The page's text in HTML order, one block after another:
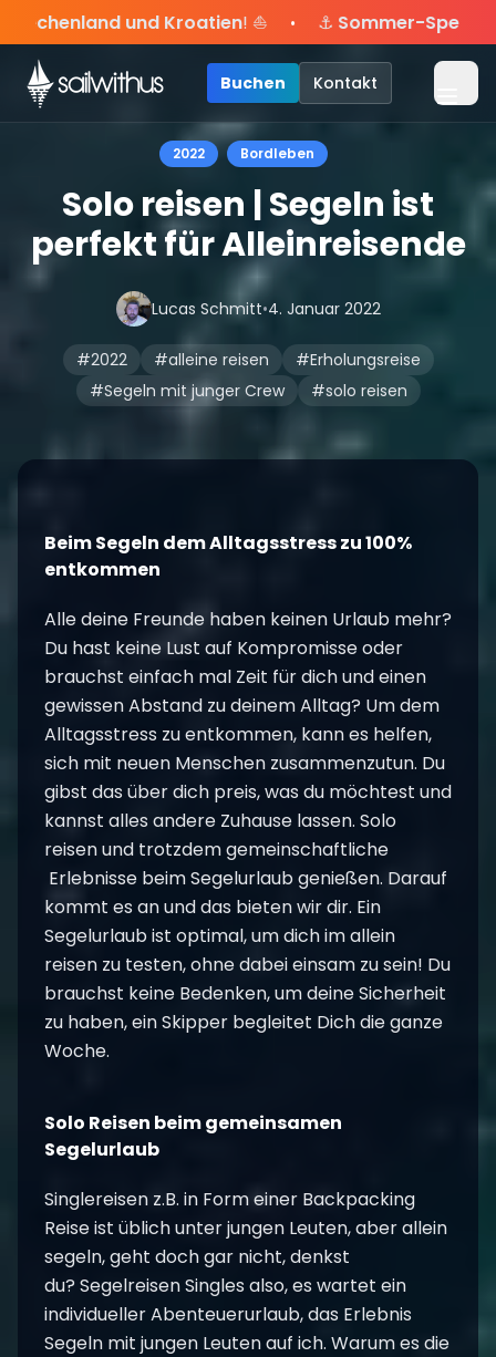
Skip to content
⚓Sommer-Special: Mit Code Yachtsicherst du
Sichere Dir jetztDein Meilenbuch und Deine
Angebote mehr Sowie20€ Rabatt auf deinen ersten
Season Closing Party 2026!Die Saison war
Buchen Kontakt
2022 Bordleben
Solo reisen | Segeln ist
perfekt für Alleinreisende
Lucas Schmitt•4. Januar 2022
#2022 #alleine reisen
#Erholungsreise
#Segeln mit junger Crew
#solo reisen
Beim Segeln dem Alltagsstress zu 100%
entkommen
Alle deine Freunde haben keinen Urlaub mehr?
Du hast keine Lust auf Kompromisse oder
brauchst einfach mal Zeit für dich und einen
gewissen Abstand zu deinem Alltag? Um dem
Alltagsstress zu entkommen, kann es helfen,
sich mit neuen Menschen zusammenzutun. Du
gibst das über dich preis, was du möchtest und
kannst alles andere Zuhause lassen. Solo
reisen und trotzdem gemeinschaftliche
Erlebnisse beimSegelurlaubgenießen. Darauf
kommt es an und das bieten wir dir. Ein
Segelurlaub ist optimal, um dich im allein
reisen zu testen, ohne dabei einsam zu sein! Du
brauchst keine Bedenken, um deine Sicherheit
zu haben, ein Skipper begleitet Dich die ganze
Woche.
Solo Reisen beim gemeinsamen
Segelurlaub
Singlereisen z.B. in Form einer Backpacking
Reise ist üblich unter jungen Leuten, aber allein
segeln, geht doch gar nicht, denkst
du? Segelreisen Singles also, es wartet ein
individueller Abenteuerurlaub, das Erlebnis
Segeln mit jungen Leuten auf ich. Warum es die